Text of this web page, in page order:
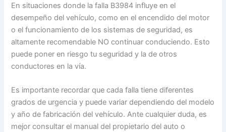
En situaciones donde la falla B3984 influye en el
desempeño del vehículo, como en el encendido del motor
o el funcionamiento de los sistemas de seguridad, es
altamente recomendable NO continuar conduciendo. Esto
puede poner en riesgo tu seguridad y la de otros
conductores en la vía.
Es importante recordar que cada falla tiene diferentes
grados de urgencia y puede variar dependiendo del modelo
y año de fabricación del vehículo. Ante cualquier duda, es
mejor consultar el manual del propietario del auto o